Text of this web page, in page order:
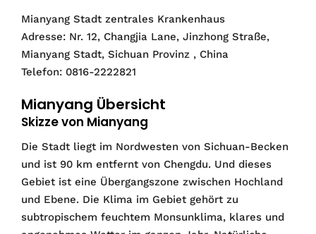
Mianyang Stadt zentrales Krankenhaus
Adresse: Nr. 12, Changjia Lane, Jinzhong Straße,
Mianyang Stadt, Sichuan Provinz , China
Telefon: 0816-2222821
Mianyang Übersicht
Skizze von Mianyang
Die Stadt liegt im Nordwesten von Sichuan-Becken
und ist 90 km entfernt von Chengdu. Und dieses
Gebiet ist eine Übergangszone zwischen Hochland
und Ebene. Die Klima im Gebiet gehört zu
subtropischem feuchtem Monsunklima, klares und